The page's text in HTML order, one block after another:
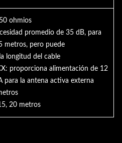
ohmios
promedio de 35 dB, para
metros, pero puede
longitud del cable
proporciona alimentación de 12
para la antena activa externa
20 metros